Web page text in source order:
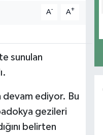
A- A+
sunulan
devam ediyor. Bu
gezileri
belirten